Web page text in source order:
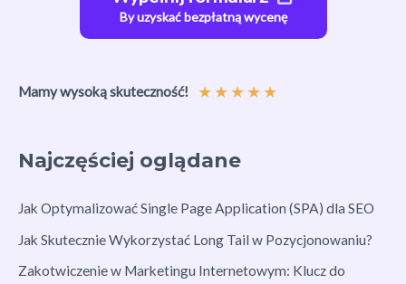
By uzyskać bezpłatną wycenę
Mamy wysoką skuteczność! ★★★★★
Najczęściej oglądane
Jak Optymalizować Single Page Application (SPA) dla SEO
Jak Skutecznie Wykorzystać Long Tail w Pozycjonowaniu?
Zakotwiczenie w Marketingu Internetowym: Klucz do